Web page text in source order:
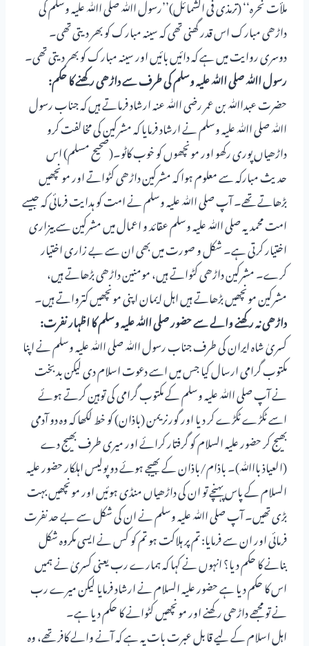
ملأت نحرہ‘‘ (ترمذی فی الشمائل)’’رسول اﷲ صلی اﷲ علیہ وسلم کی
داڑھی مبارک اس قدر گھنی تھی کہ سینہ مبارک کو بھر دیتی تھی۔
دوسری روایت میں ہے کہ دائیں بائیں اور سینہ مبارک کو بھر دیتی تھی۔
رسول اﷲ صلی اﷲ علیہ وسلم کی طرف سے داڑھی رکھنے کا حکم:
حضرت عبداﷲ بن عمر رضی اﷲ عنہ ارشاد فرماتے ہیں کہ جناب رسول
اﷲ صلی اﷲ علیہ وسلم نے ارشاد فرمایا کہ مشرکین کی مخالفت کرو
داڑھیاں پوری رکھو اور مونچھوں کو خوب کاٹو۔(صحیح مسلم) اس
حدیث مبارکہ سے معلوم ہوا کہ مشرکین داڑھی کٹواتے اور مونچھیں
بڑھاتے تھے۔ آپ صلی اﷲ علیہ وسلم نے امت کو ہدایت فرمائی کہ جیسے
امت محمدیہ صلی اﷲ علیہ وسلم عقائد و اعمال میں مشرکین سے بیزاری
اختیار کرتی ہے۔ شکل و صورت میں بھی ان سے بے زاری اختیار
کرے۔ مشرکین داڑھی کٹواتے ہیں، مومنین داڑھی بڑھاتے ہیں،
مشرکین مونچھیں بڑھاتے ہیں اہل ایمان اپنی مونچھیں کترواتے ہیں۔
داڑھی نہ رکھنے والے سے حضور صلی اﷲ علیہ وسلم کا اظہار نفرت:
کسریٰ شاہ ایران کی طرف جناب رسول اﷲ صلی اﷲ علیہ وسلم نے اپنا
مکتوب گرامی ارسال کیا جس میں اسے دعوت اسلام دی لیکن بدبخت
نے آپ صلی اﷲ علیہ وسلم کے مکتوب گرامی کی توہین کرتے ہوئے
اسے ٹکڑے ٹکڑے کر دیا اور گورنر یمن (باذان) کو خط لکھا کہ وہ دو آدمی
بھیج کر حضور علیہ السلام کو گرفتار کرائے اور میری طرف بھیج دے
(العیاذ بااﷲ)۔ باذام/باذان کے بھیجے ہوئے دو پولیس اہلکار حضور علیہ
السلام کے پاس پہنچے تو ان کی داڑھیاں منڈی ہوئیں اور مونچھیں بہت
بڑی تھیں۔ آپ صلی اﷲ علیہ وسلم نے ان کی شکل سے بے حد نفرت
فرمائی اور ان سے فرمایا: تم پر ہلاکت ہو تم کو کس نے ایسی مکروہ شکل
بنانے کا حکم دیا؟ انہوں نے کہا کہ ہمارے رب یعنی کسریٰ نے ہمیں
اس کا حکم دیا ہے حضور علیہ السلام نے ارشاد فرمایا لیکن میرے رب
نے تو مجھے داڑھی رکھنے اور مونچھیں کٹوانے کا حکم دیا ہے۔
اہل اسلام کے لیے قابل عبرت بات یہ ہے کہ آنے والے کافر تھے، وہ